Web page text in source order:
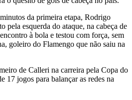
da primeira etapa, Rodrigo
pela esquerda do ataque, na cabeça de
à bola e testou com força, sem
goleiro do Flamengo que não saiu na
de Calleri na carreira pela Copa do
17 jogos para balançar as redes na